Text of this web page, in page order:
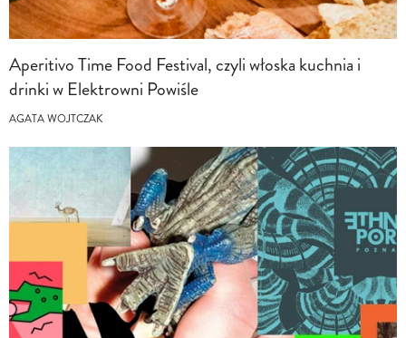
Aperitivo Time Food Festival, czyli włoska kuchnia i
drinki w Elektrowni Powiśle
AGATA WOJTCZAK